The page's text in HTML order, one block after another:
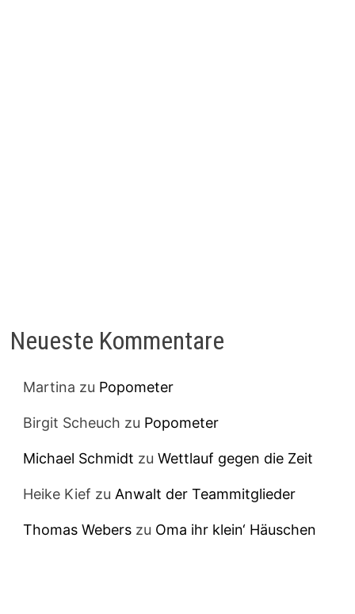
Neueste Kommentare
Martina zu Popometer
Birgit Scheuch zu Popometer
Michael Schmidt zuWettlauf gegen die Zeit
Heike Kief zu Anwalt der Teammitglieder
Thomas Webers zu Oma ihr klein‘ Häuschen